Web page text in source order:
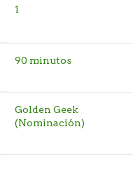
1
90 minutos
Golden Geek
(Nominación)